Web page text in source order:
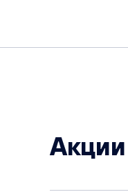
Акции